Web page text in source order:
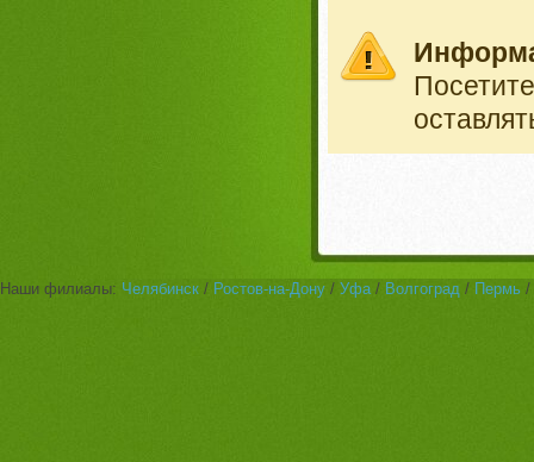
Наши филиалы: Челябинск / Ростов-на-Дону / Уфа / Волгоград / Пермь /